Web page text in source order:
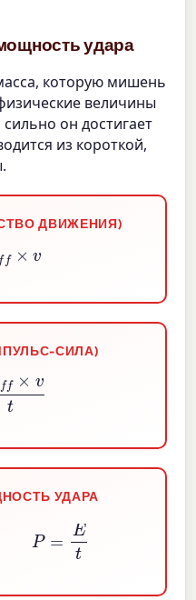
удара
которую мишень
величины
он достигает
из короткой,
ДВИЖЕНИЯ)
f ×v
СИЛА)
× vt
УДАРА